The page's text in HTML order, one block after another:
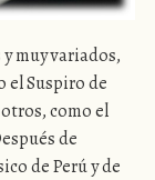
muy variados,
el Suspiro de
como el
de
de Perú y de